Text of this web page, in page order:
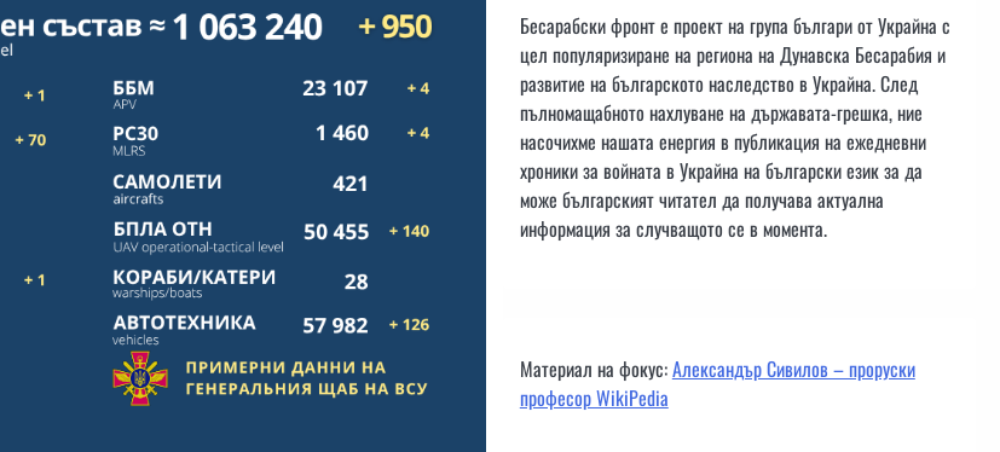
Бесарабски фронт е проект на група българи от Украйна с
цел популяризиране на региона на Дунавска Бесарабия и
развитие на българското наследство в Украйна. След
пълномащабното нахлуване на държавата-грешка, ние
насочихме нашата енергия в публикация на ежедневни
хроники за войната в Украйна на български език за да
може българският читател да получава актуална
информация за случващото се в момента.
Материал на фокус:Александър Сивилов – проруски
професор WikiPedia